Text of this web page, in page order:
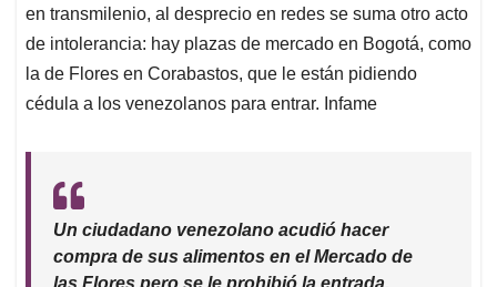
p
p
o
k
I
n
s
en transmilenio, al desprecio en redes se suma otro acto
de intolerancia: hay plazas de mercado en Bogotá, como
la de Flores en Corabastos, que le están pidiendo
cédula a los venezolanos para entrar. Infame
Un ciudadano venezolano acudió hacer
compra de sus alimentos en el Mercado de
las Flores pero se le prohibió la entrada.